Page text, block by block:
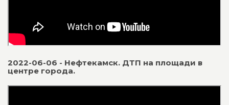
2022-06-06 - Нефтекамск. ДТП на площади в
центре города.